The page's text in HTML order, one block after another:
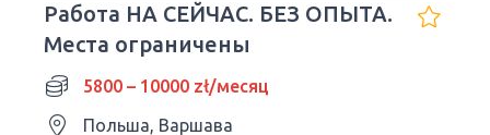
Работа НА СЕЙЧАС. БЕЗ ОПЫТА.
Места ограничены
5800 – 10000 zł/месяц
Польша, Варшава